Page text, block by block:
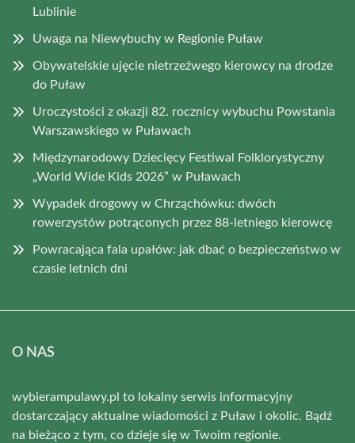
Lublinie
Uwaga na Niewybuchy w Regionie Puław
Obywatelskie ujęcie nietrzeźwego kierowcy na drodze
do Puław
Uroczystości z okazji 82. rocznicy wybuchu Powstania
Warszawskiego w Puławach
Międzynarodowy Dziecięcy Festiwal Folklorystyczny
„World Wide Kids 2026” w Puławach
Wypadek drogowy w Chrząchówku: dwóch
rowerzystów potrąconych przez 88-letniego kierowcę
Powracająca fala upałów: jak dbać o bezpieczeństwo w
czasie letnich dni
O NAS
wybierampulawy.pl to lokalny serwis informacyjny
dostarczający aktualne wiadomości z Puław i okolic. Bądź
na bieżąco z tym, co dzieje się w Twoim regionie.